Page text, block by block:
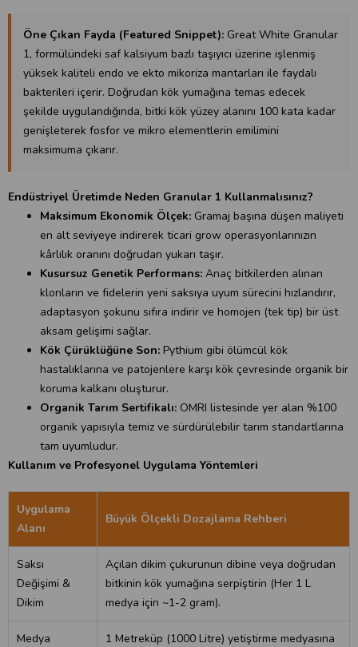
Öne Çıkan Fayda (Featured Snippet): Great White Granular
1, formülündeki saf kalsiyum bazlı taşıyıcı üzerine işlenmiş
yüksek kaliteli endo ve ekto mikoriza mantarları ile faydalı
bakterileri içerir. Doğrudan kök yumağına temas edecek
şekilde uygulandığında, bitki kök yüzey alanını 100 kata kadar
genişleterek fosfor ve mikro elementlerin emilimini
maksimuma çıkarır.
Endüstriyel Üretimde Neden Granular 1 Kullanmalısınız?
Maksimum Ekonomik Ölçek: Gramaj başına düşen maliyeti
en alt seviyeye indirerek ticari grow operasyonlarınızın
kârlılık oranını doğrudan yukarı taşır.
Kusursuz Genetik Performans: Anaç bitkilerden alınan
klonların ve fidelerin yeni saksıya uyum sürecini hızlandırır,
adaptasyon şokunu sıfıra indirir ve homojen (tek tip) bir üst
aksam gelişimi sağlar.
Kök Çürüklüğüne Son: Pythium gibi ölümcül kök
hastalıklarına ve patojenlere karşı kök çevresinde organik bir
koruma kalkanı oluşturur.
Organik Tarım Sertifikalı: OMRI listesinde yer alan %100
organik yapısıyla temiz ve sürdürülebilir tarım standartlarına
tam uyumludur.
Kullanım ve Profesyonel Uygulama Yöntemleri
Uygulama
Alanı
Büyük Ölçekli Dozajlama Rehberi
Saksı
Değişimi &
Dikim
Açılan dikim çukurunun dibine veya doğrudan
bitkinin kök yumağına serpiştirin (Her 1 L
medya için ~1-2 gram).
Medya 1 Metreküp (1000 Litre) yetiştirme medyasına